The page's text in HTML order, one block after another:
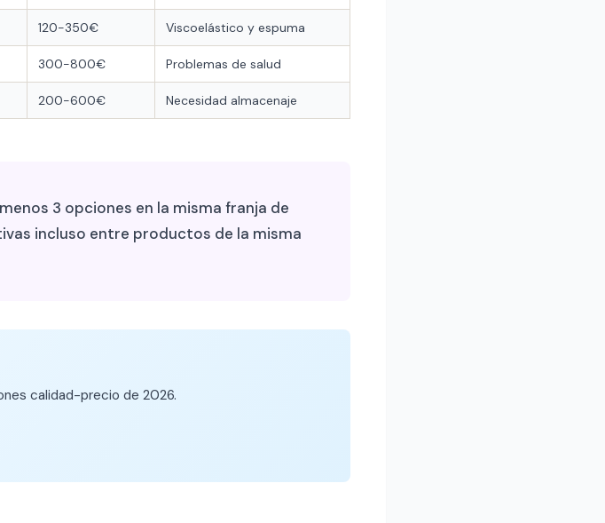
120-350€ Viscoelástico y espuma
300-800€ Problemas de salud
200-600€ Necesidad almacenaje
3 opciones en la misma franja de
incluso entre productos de la misma
calidad-precio de 2026.